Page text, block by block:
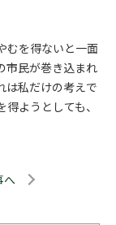
むを得ないと一面
市民が巻き込まれ
は私だけの考えで
ようとしても、
へ